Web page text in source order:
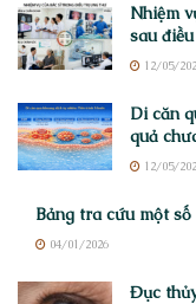
Nhiệm
sau
12/05/
Di căn
quả
12/05/
Bảng tra cứu một
04/01/2026
Đục